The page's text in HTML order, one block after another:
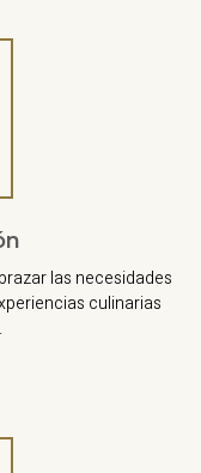
las necesidades
culinarias